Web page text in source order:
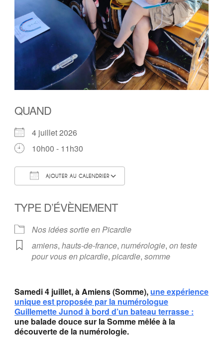
QUAND
4 juillet 2026
10h00 - 11h30
AJOUTER AU CALENDRIER
TYPE D’ÉVÈNEMENT
Nos idées sortie en Picardie
amiens, hauts-de-france, numérologie, on teste
pour vous en picardie, picardie, somme
Samedi 4 juillet, à Amiens (Somme), une expérience
unique est proposée par la numérologue
Guillemette Junod à bord d’un bateau terrasse :
une balade douce sur la Somme mêlée à la
découverte de la numérologie.